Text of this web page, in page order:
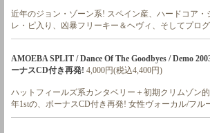
近年のジョン・ゾーン系! スペイン産、ハードコア
レ・ピ入り、凶暴フリーキー＆ヘヴィ、そしてプロ
AMOEBA SPLIT / Dance Of The Goodbyes / Demo
ーナスCD付き再発! 4,000円(税込4,400円)
ハットフィールズ系カンタベリー＋初期クリムゾン
年1stの、ボーナスCD付き再発! 女性ヴォーカル/フル